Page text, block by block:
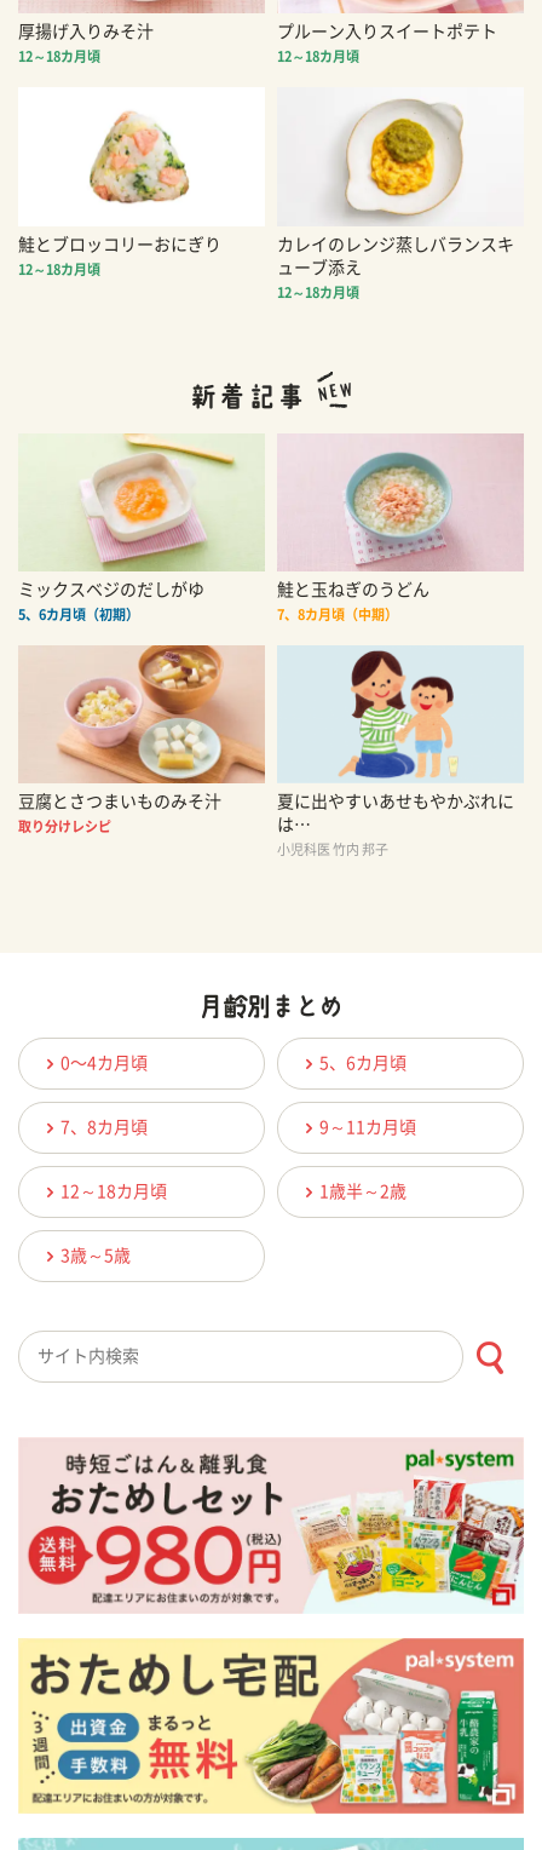
厚揚げ入りみそ汁
12～18カ月頃
プルーン入りスイートポテト
12～18カ月頃
鮭とブロッコリーおにぎり
12～18カ月頃
カレイのレンジ蒸しバランスキ
ューブ添え
12～18カ月頃
ミックスベジのだしがゆ
5、6カ月頃（初期）
鮭と玉ねぎのうどん
7、8カ月頃（中期）
豆腐とさつまいものみそ汁
取り分けレシピ
夏に出やすいあせもやかぶれに
は…
小児科医 竹内 邦子
0〜4カ月頃 5、6カ月頃
7、8カ月頃 9～11カ月頃
12～18カ月頃 1歳半～2歳
3歳～5歳
検索キーワード入力